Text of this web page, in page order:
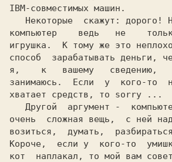
IBM-совместимых
компьютер    ведь   не
способ  зарабатывать деньги ,
я,    к   вашему   сведению,
занимаюсь.  Если  у  кого-то
хватает средств, то sorry
очень  сложная вещь,  с ней
возиться,  думать,
Короче,  если у  кого-то
кот  наплакал, то мой вам